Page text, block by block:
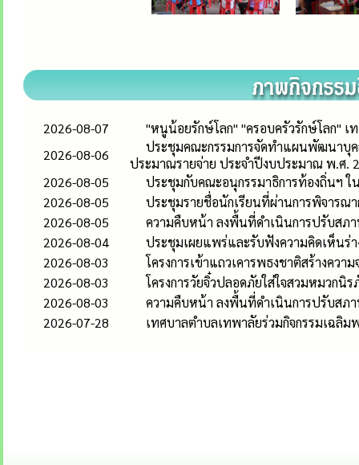
2026-08-07
"หนูน้อยรักษ์โลก" "ครอบครัวรักษ์โลก" เ
2026-08-06
ประชุมคณะกรรมการจัดทำแผนพัฒนาบุค
ประมาณรายจ่าย ประจำปีงบประมาณ พ.ศ.
2026-08-05
ประชุมกับคณะอนุกรรมาธิการท้องถิ่นฯ
2026-08-05
ประชุมรายชื่อนักเรียนที่ผ่านการพิจารณ
2026-08-05
ความคืบหน้า ลงพื้นที่ดำเนินการปรับสภ
2026-08-04
ประชุมเผยแพร่และรับฟังความคิดเห็นร่
2026-08-03
โครงการเข้าแถวเคารพธงชาติสร้างค
2026-08-03
โครงการวัยจิ๋วปลอดภัยใส่ใจสวมหมวกนิร
2026-08-03
ความคืบหน้า ลงพื้นที่ดำเนินการปรับสภ
2026-07-28
เทศบาลตำบลเทพาลัยร่วมกิจกรรมเฉลิ